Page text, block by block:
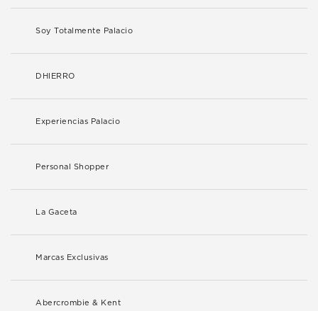
Soy Totalmente Palacio
DHIERRO
Experiencias Palacio
Personal Shopper
La Gaceta
Marcas Exclusivas
Abercrombie & Kent